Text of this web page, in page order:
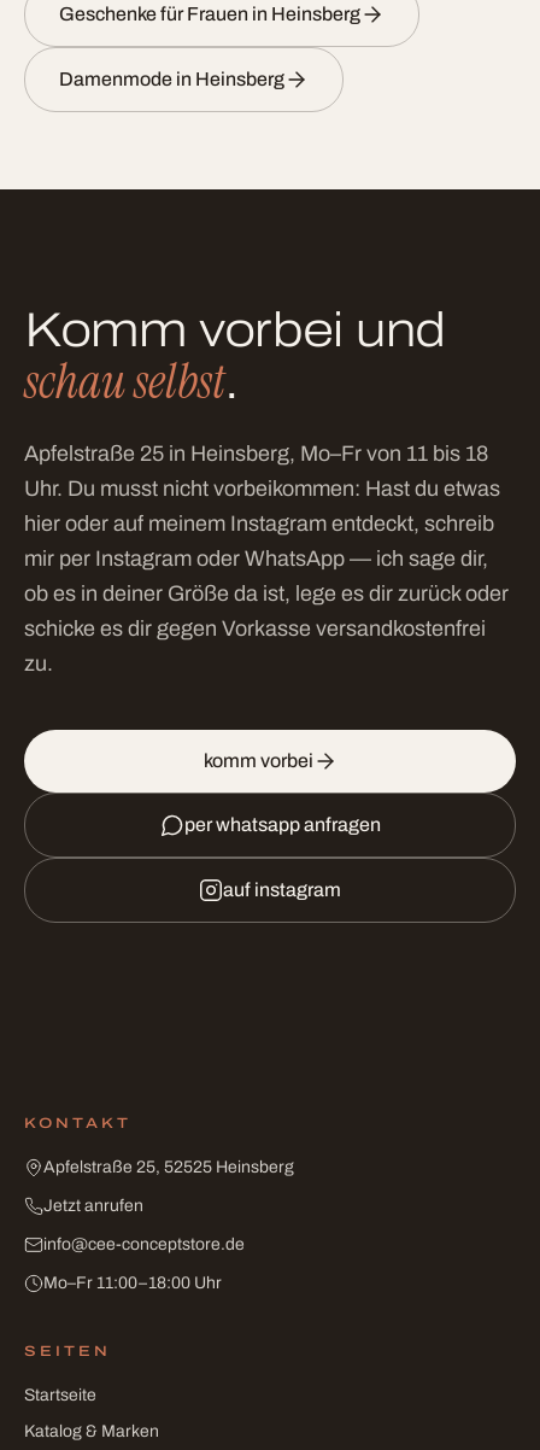
Geschenke für Frauen in Heinsberg
Damenmode in Heinsberg
Komm vorbei und
schau selbst.
Apfelstraße 25 in Heinsberg, Mo–Fr von 11 bis 18
Uhr. Du musst nicht vorbeikommen: Hast du etwas
hier oder auf meinem Instagram entdeckt, schreib
mir per Instagram oder WhatsApp — ich sage dir,
ob es in deiner Größe da ist, lege es dir zurück oder
schicke es dir gegen Vorkasse versandkostenfrei
zu.
komm vorbei
per whatsapp anfragen
auf instagram
KONTAKT
Apfelstraße 25, 52525 Heinsberg
Jetzt anrufen
info@cee-conceptstore.de
Mo–Fr 11:00–18:00 Uhr
SEITEN
Startseite
Katalog & Marken